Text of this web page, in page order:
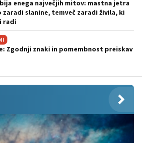
enega največjih mitov: mastna jetra
zaradi slanine, temveč zaradi živila, ki
radi
Zgodnji znaki in pomembnost preiskav